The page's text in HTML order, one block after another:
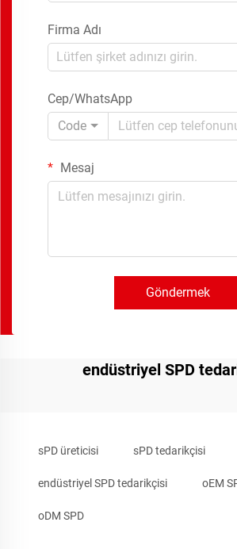
Firma Adı
Cep/WhatsApp
Code
Mesaj
Göndermek
endüstriyel SPD
sPD üreticisi sPD tedarikçisi
endüstriyel SPD tedarikçisi oEM
oDM SPD